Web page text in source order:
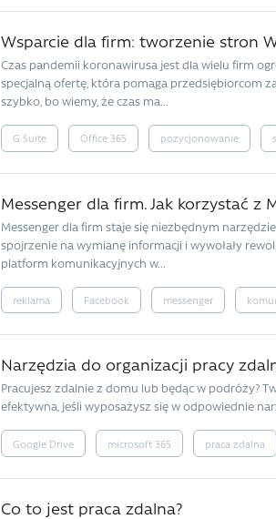
Wsparcie dla firm: tworzenie stron
Czas pandemii koronawirusa jest dla wielu firm
specjalną ofertę, która pomaga przedsiębiorcom
szybko, bo wiemy, że czas ma...
G Suite Office 365 pozycjonowanie
Messenger dla firm. Jak korzystać z
Messenger dla firm staje się niezbędnym
spojrzenie na wymianę informacji i wywołały
platform komunikacyjnych w...
reklama Facebook messenger
Narzędzia do organizacji pracy
Pracujesz zdalnie z domu lub będąc w podróży?
efektywna, jeśli wyposażysz się w odpowiednie
Google Drive microsoft 365 praca zdalna
Co to jest praca zdalna?